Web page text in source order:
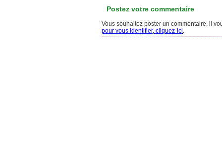
Postez votre commentaire
Vous souhaitez poster un commentaire, il
pour vous identifier, cliquez-ici.